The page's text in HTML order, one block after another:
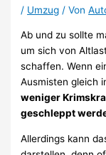
/ Umzug / Von
Ab und zu sollte
um sich von
schaffen. Wenn
Ausmisten gleich
weniger
geschleppt
Allerdings kann